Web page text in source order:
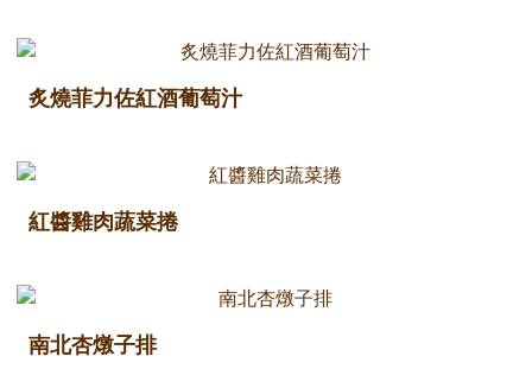
炙燒菲力佐紅酒葡萄汁
紅醬雞肉蔬菜捲
南北杏燉子排